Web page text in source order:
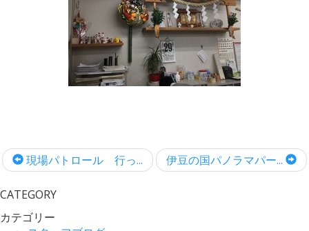
現場パトロール 行っ... 伊豆の国パノラマパー...
CATEGORY
カテゴリー